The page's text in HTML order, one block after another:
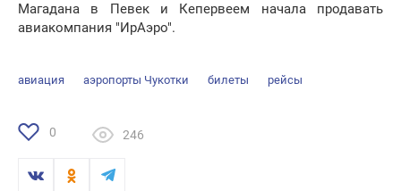
Магадана в Певек и Кепервеем начала продавать
авиакомпания "ИрАэро".
авиация аэропорты Чукотки билеты рейсы
0 246